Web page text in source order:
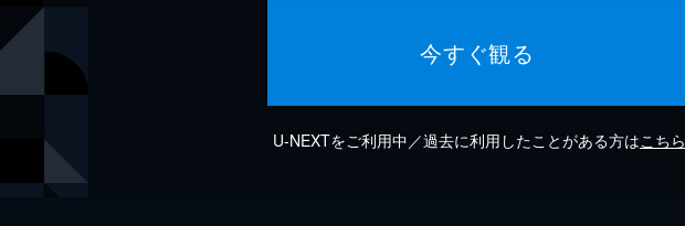
今すぐ観る
U-NEXTをご利用中／過去に利用したことがある方はこちら